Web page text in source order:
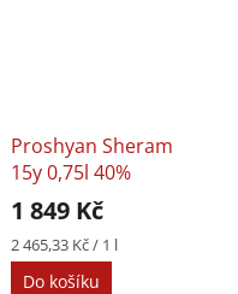
Proshyan Sheram
15y 0,75l 40%
1 849 Kč
Měrná
cena:
2 465,33 Kč / 1 l
Do košíku